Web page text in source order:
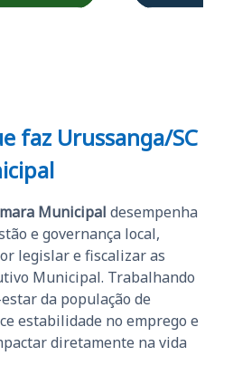
faz Urussanga/SC
Municipal desempenha
e governança local,
legislar e fiscalizar as
Municipal. Trabalhando
da população de
estabilidade no emprego e
diretamente na vida